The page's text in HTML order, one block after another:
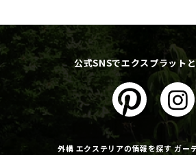
公式SNSでエクスプラット
外構 エクステリアの情報を探す ガー